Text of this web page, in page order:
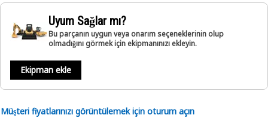
Uyum Sağlar mı?
Bu parçanın uygun veya onarım seçeneklerinin olup
olmadığını görmek için ekipmanınızı ekleyin.
Ekipman ekle
Müşteri fiyatlarınızı görüntülemek için oturum açın